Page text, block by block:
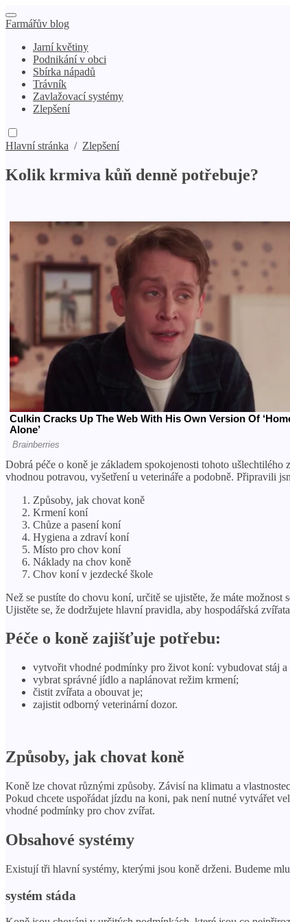
Farmářův blog
Jarní květiny
Podnikání v obci
Sbírka nápadů
Trávník
Zavlažovací systémy
Zlepšení
Hlavní stránka / Zlepšení
Kolik krmiva kůň denně potřebuje?
Dobrá péče o koně je základem spokojenosti tohoto
vhodnou potravou, vyšetření u veterináře a podobně. Připravili
Způsoby, jak chovat koně
Krmení koní
Chůze a pasení koní
Hygiena a zdraví koní
Místo pro chov koní
Náklady na chov koně
Chov koní v jezdecké škole
Než se pustíte do chovu koní, určitě se ujistěte, že máte
Ujistěte se, že dodržujete hlavní pravidla, aby hospodářská
Péče o koně zajišťuje potřebu:
vytvořit vhodné podmínky pro život koní: vybudovat stáj
vybrat správné jídlo a naplánovat režim krmení;
čistit zvířata a obouvat je;
zajistit odborný veterinární dozor.
Způsoby, jak chovat koně
Koně lze chovat různými způsoby. Závisí na klimatu a
Pokud chcete uspořádat jízdu na koni, pak není nutné vytvářet
vhodné podmínky pro chov zvířat.
Obsahové systémy
Existují tři hlavní systémy, kterými jsou koně drženi. Budeme
systém stáda